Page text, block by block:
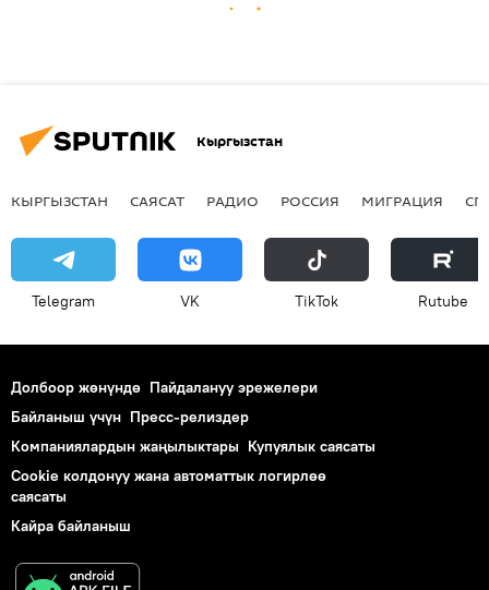
Кыргызстан
КЫРГЫЗСТАН САЯСАТ РАДИО РОССИЯ МИГРАЦИЯ
Telegram VK ТikТоk Rutube
Долбоор жөнүндө Пайдалануу эрежелери
Байланыш үчүн Пресс-релиздер
Компаниялардын жаңылыктары Купуялык саясаты
Cookie колдонуу жана автоматтык логирлөө
саясаты
Кайра байланыш